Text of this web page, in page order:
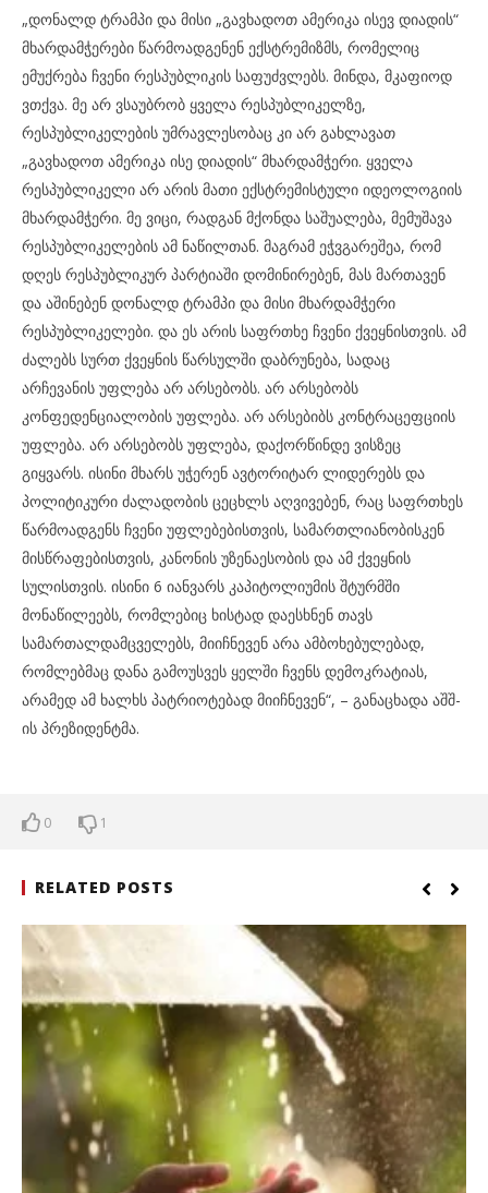
„დონალდ ტრამპი და მისი „გავხადოთ ამერიკა ისევ დიადის“
მხარდამჭერები წარმოადგენენ ექსტრემიზმს, რომელიც
ემუქრება ჩვენი რესპუბლიკის საფუძვლებს. მინდა, მკაფიოდ
ვთქვა. მე არ ვსაუბრობ ყველა რესპუბლიკელზე,
რესპუბლიკელების უმრავლესობაც კი არ გახლავათ
„გავხადოთ ამერიკა ისე დიადის“ მხარდამჭერი. ყველა
რესპუბლიკელი არ არის მათი ექსტრემისტული იდეოლოგიის
მხარდამჭერი. მე ვიცი, რადგან მქონდა საშუალება, მემუშავა
რესპუბლიკელების ამ ნაწილთან. მაგრამ ეჭვგარეშეა, რომ
დღეს რესპუბლიკურ პარტიაში დომინირებენ, მას მართავენ
და აშინებენ დონალდ ტრამპი და მისი მხარდამჭერი
რესპუბლიკელები. და ეს არის საფრთხე ჩვენი ქვეყნისთვის. ამ
ძალებს სურთ ქვეყნის წარსულში დაბრუნება, სადაც
არჩევანის უფლება არ არსებობს. არ არსებობს
კონფედენციალობის უფლება. არ არსებიბს კონტრაცეფციის
უფლება. არ არსებობს უფლება, დაქორწინდე ვისზეც
გიყვარს. ისინი მხარს უჭერენ ავტორიტარ ლიდერებს და
პოლიტიკური ძალადობის ცეცხლს აღვივებენ, რაც საფრთხეს
წარმოადგენს ჩვენი უფლებებისთვის, სამართლიანობისკენ
მისწრაფებისთვის, კანონის უზენაესობის და ამ ქვეყნის
სულისთვის. ისინი 6 იანვარს კაპიტოლიუმის შტურმში
მონაწილეებს, რომლებიც ხისტად დაესხნენ თავს
სამართალდამცველებს, მიიჩნევენ არა ამბოხებულებად,
რომლებმაც დანა გამოუსვეს ყელში ჩვენს დემოკრატიას,
არამედ ამ ხალხს პატრიოტებად მიიჩნევენ“, – განაცხადა აშშ-
ის პრეზიდენტმა.
0 1
RELATED POSTS